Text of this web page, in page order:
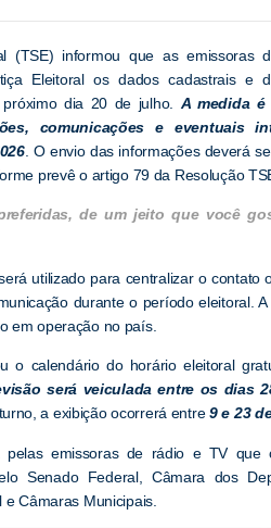
(TSE) informou que as emissoras
Eleitoral os dados cadastrais e
dia 20 de julho. A medida é
comunicações e eventuais
. O envio das informações deverá
prevê o artigo 79 da Resolução
de um jeito que você
utilizado para centralizar o contato
durante o período eleitoral.
em operação no país.
o calendário do horário eleitoral
será veiculada entre os dias
a exibição ocorrerá entre9 e 23
pelas emissoras de rádio e TV
Senado Federal, Câmara dos
Câmaras Municipais.